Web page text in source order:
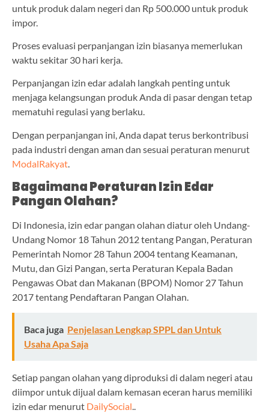
untuk produk dalam negeri dan Rp 500.000 untuk produk
impor.
Proses evaluasi perpanjangan izin biasanya memerlukan
waktu sekitar 30 hari kerja.
Perpanjangan izin edar adalah langkah penting untuk
menjaga kelangsungan produk Anda di pasar dengan tetap
mematuhi regulasi yang berlaku.
Dengan perpanjangan ini, Anda dapat terus berkontribusi
pada industri dengan aman dan sesuai peraturan menurut
ModalRakyat
Bagaimana Peraturan Izin Edar
Pangan Olahan?
Di Indonesia, izin edar pangan olahan diatur oleh Undang-
Undang Nomor 18 Tahun 2012 tentang Pangan, Peraturan
Pemerintah Nomor 28 Tahun 2004 tentang Keamanan,
Mutu, dan Gizi Pangan, serta Peraturan Kepala Badan
Pengawas Obat dan Makanan (BPOM) Nomor 27 Tahun
2017 tentang Pendaftaran Pangan Olahan.
Baca juga Penjelasan Lengkap SPPL dan Untuk
Usaha Apa Saja
Setiap pangan olahan yang diproduksi di dalam negeri atau
diimpor untuk dijual dalam kemasan eceran harus memiliki
izin edar menurut DailySocial..